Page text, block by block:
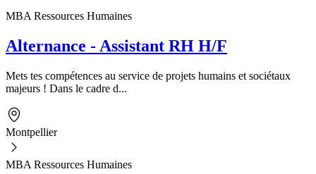
MBA Ressources Humaines
Alternance - Assistant RH H/F
Mets tes compétences au service de projets humains et sociétaux
majeurs ! Dans le cadre d...
Montpellier
MBA Ressources Humaines